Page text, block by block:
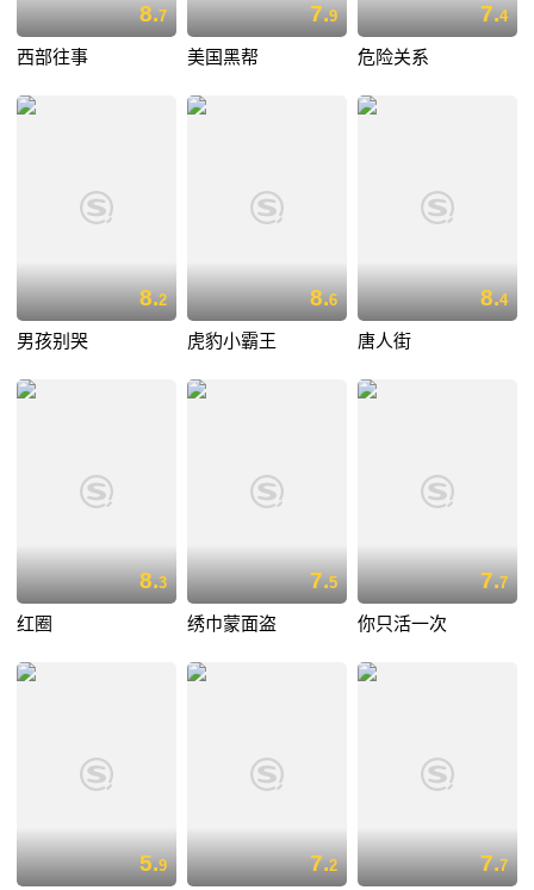
8.7
西部往事
7.9
美国黑帮
7.4
危险关系
8.2
男孩别哭
8.6
虎豹小霸王
8.4
唐人街
8.3
红圈
7.5
绣巾蒙面盗
7.7
你只活一次
5.9 7.2 7.7